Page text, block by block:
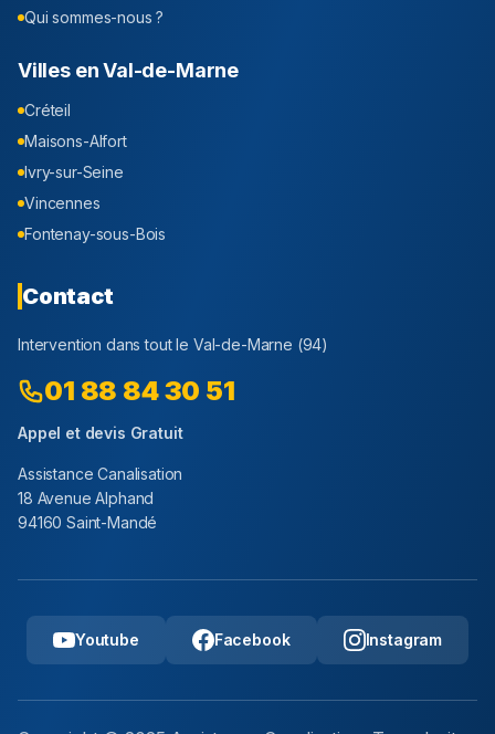
Qui sommes-nous ?
Villes enVal-de-Marne
Créteil
Maisons-Alfort
Ivry-sur-Seine
Vincennes
Fontenay-sous-Bois
Contact
Intervention dans tout le Val-de-Marne (94)
01 88 84 30 51
Appel et devis Gratuit
Assistance Canalisation
18 Avenue Alphand
94160 Saint-Mandé
Youtube Facebook Instagram